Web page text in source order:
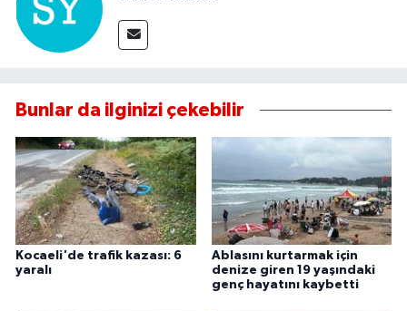
Bunlar da ilginizi çekebilir
Kocaeli'de trafik kazası: 6
yaralı
Ablasını kurtarmak için
denize giren 19 yaşındaki
genç hayatını kaybetti